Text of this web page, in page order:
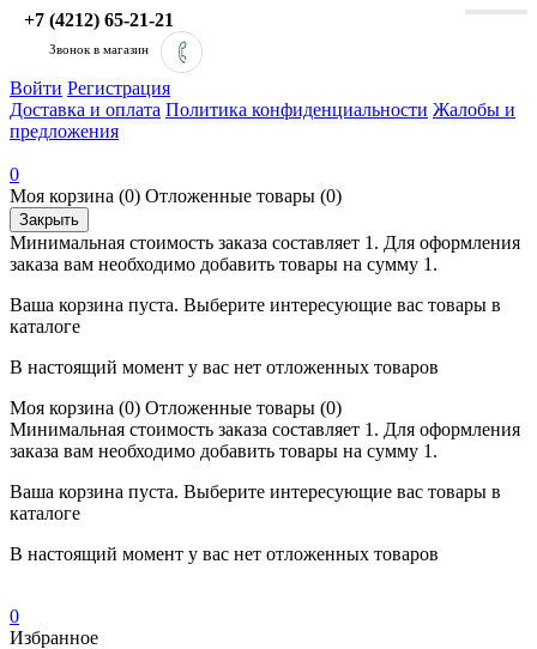
+7 (4212) 65-21-21
Звонок в магазин
Войти Регистрация
Доставка и оплата Политика конфиденциальности Жалобы и
предложения
0
Моя корзина (0) Отложенные товары (0)
Закрыть
Минимальная стоимость заказа составляет 1. Для оформления
заказа вам необходимо добавить товары на сумму 1.
Ваша корзина пуста. Выберите интересующие вас товары в
каталоге
В настоящий момент у вас нет отложенных товаров
Моя корзина (0) Отложенные товары (0)
Минимальная стоимость заказа составляет 1. Для оформления
заказа вам необходимо добавить товары на сумму 1.
Ваша корзина пуста. Выберите интересующие вас товары в
каталоге
В настоящий момент у вас нет отложенных товаров
0
Избранное